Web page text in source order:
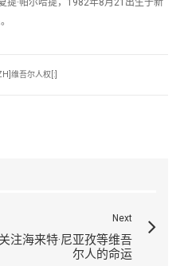
维吾尔人权[:]
Next
注海来特·尼亚孜等维吾
尔人的命运